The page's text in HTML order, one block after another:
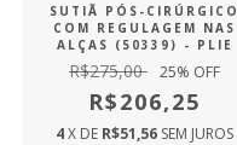
SUTIÃ PÓS-CIRÚRGICO
COM REGULAGEM NAS
ALÇAS (50339) - PLIE
R$275,00 25% OFF
R$206,25
4X DE R$51,56 SEM JUROS